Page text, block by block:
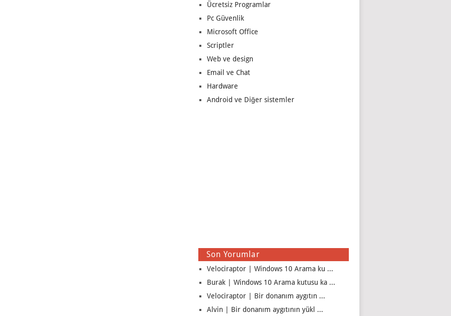
Ücretsiz Programlar
Pc Güvenlik
Microsoft Office
Scriptler
Web ve design
Email ve Chat
Hardware
Android ve Diğer sistemler
Son Yorumlar
Velociraptor | Windows 10 Arama ku ...
Burak | Windows 10 Arama kutusu ka ...
Velociraptor | Bir donanım aygıtın ...
Alvin | Bir donanım aygıtının yükl ...